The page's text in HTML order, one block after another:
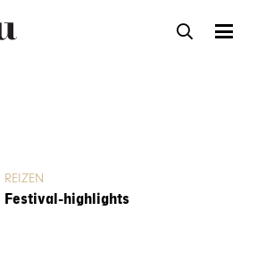
REIZEN
Festival-highlights